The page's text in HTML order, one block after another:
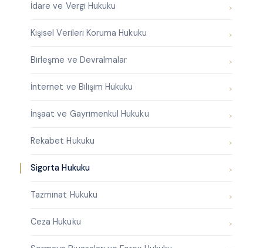
İdare ve Vergi Hukuku
Kişisel Verileri Koruma Hukuku
Birleşme ve Devralmalar
İnternet ve Bilişim Hukuku
İnşaat ve Gayrimenkul Hukuku
Rekabet Hukuku
Sigorta Hukuku
Tazminat Hukuku
Ceza Hukuku